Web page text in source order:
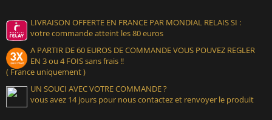
LIVRAISON OFFERTE EN FRANCE PAR MONDIAL RELAIS SI :
votre commande atteint les 80 euros
A PARTIR DE 60 EUROS DE COMMANDE VOUS POUVEZ REGLER
EN 3 ou 4 FOIS sans frais !!
( France uniquement )
UN SOUCI AVEC VOTRE COMMANDE ?
vous avez 14 jours pour nous contactez et renvoyer le produit